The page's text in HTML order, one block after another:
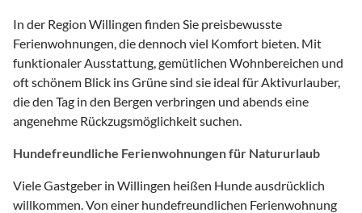
In der Region Willingen finden Sie preisbewusste
Ferienwohnungen, die dennoch viel Komfort bieten. Mit
funktionaler Ausstattung, gemütlichen Wohnbereichen und
oft schönem Blick ins Grüne sind sie ideal für Aktivurlauber,
die den Tag in den Bergen verbringen und abends eine
angenehme Rückzugsmöglichkeit suchen.
Hundefreundliche Ferienwohnungen für Natururlaub
Viele Gastgeber in Willingen heißen Hunde ausdrücklich
willkommen. Von einer hundefreundlichen Ferienwohnung